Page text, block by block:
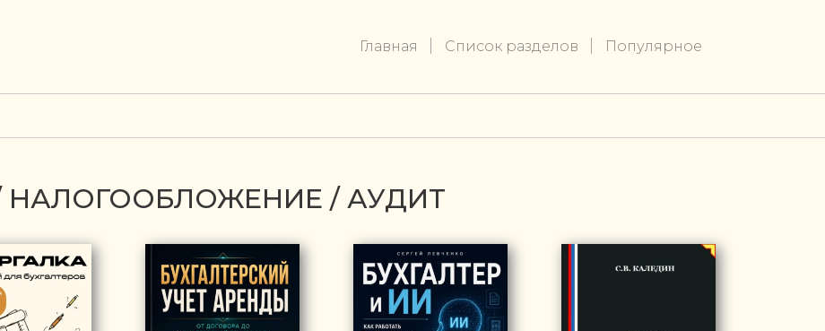
Главная Список разделов Популярное
НАЛОГООБЛОЖЕНИЕ / АУДИТ